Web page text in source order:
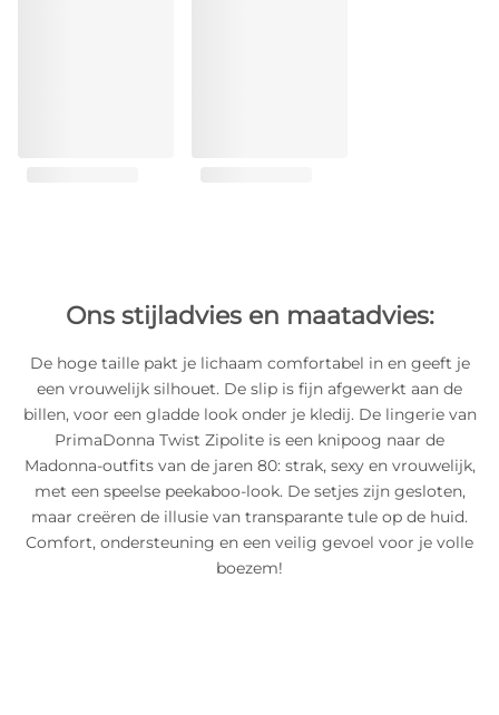
Ons stijladvies en maatadvies:
De hoge taille pakt je lichaam comfortabel in en geeft je
een vrouwelijk silhouet. De slip is fijn afgewerkt aan de
billen, voor een gladde look onder je kledij. De lingerie van
PrimaDonna Twist Zipolite is een knipoog naar de
Madonna-outfits van de jaren 80: strak, sexy en vrouwelijk,
met een speelse peekaboo-look. De setjes zijn gesloten,
maar creëren de illusie van transparante tule op de huid.
Comfort, ondersteuning en een veilig gevoel voor je volle
boezem!